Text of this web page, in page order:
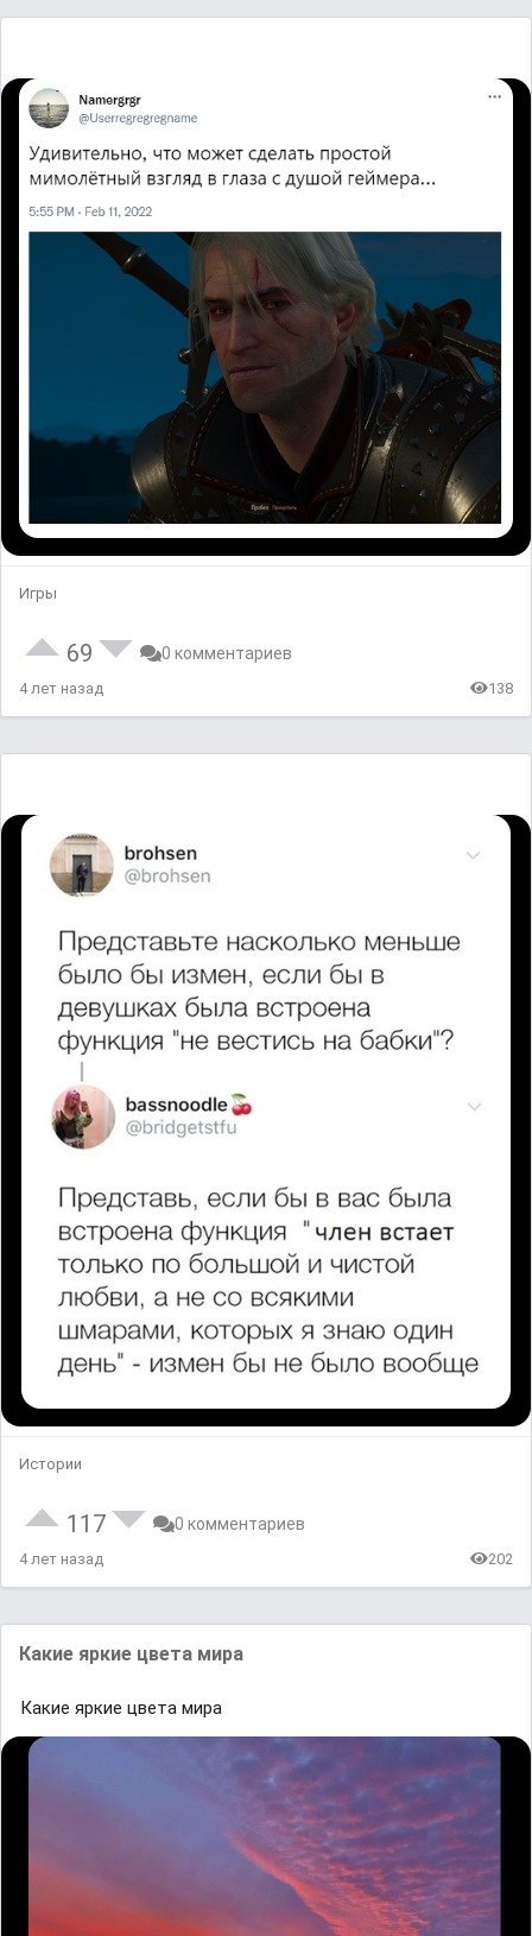
Игры
69 0 комментариев
4 лет назад 138
Истории
117 0 комментариев
4 лет назад 202
Какие яркие цвета мира
Какие яркие цвета мира